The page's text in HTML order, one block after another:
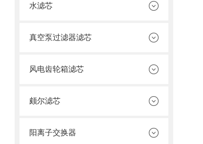
水滤芯
真空泵过滤器滤芯
风电齿轮箱滤芯
颇尔滤芯
阳离子交换器